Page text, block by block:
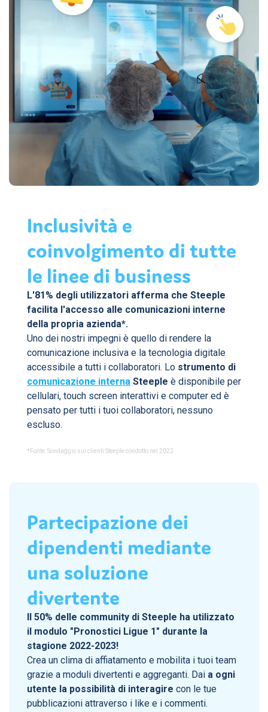
Scopire l'applicazione
Azienda: come fare per cambiare lavoro?
L'importanza di implementare un processo di
Come scegliere gli strumenti
giusti per comunicare
internamente?
Scopire
Inclusività e
coinvolgimento di tutte
le linee di business
L'81% degli utilizzatori afferma che Steeple
facilita l'accesso alle comunicazioni interne
della propria azienda*.
Uno dei nostri impegni è quello di rendere la
comunicazione inclusiva e la tecnologia digitale
accessibile a tutti i collaboratori. Lo strumento di
comunicazione interna Steeple è disponibile per
cellulari, touch screen interattivi e computer ed è
pensato per tutti i tuoi collaboratori, nessuno
escluso.
*Fonte: Sondaggio sui clienti Steeple condotto nel 2022
Partecipazione dei
dipendenti mediante
una soluzione
divertente
Il 50% delle community di Steeple ha utilizzato
il modulo "Pronostici Ligue 1" durante la
stagione 2022-2023!
Crea un clima di affiatamento e mobilita i tuoi team
grazie a moduli divertenti e aggreganti. Dai a ogni
utente la possibilità di interagire con le tue
pubblicazioni attraverso i like e i commenti.